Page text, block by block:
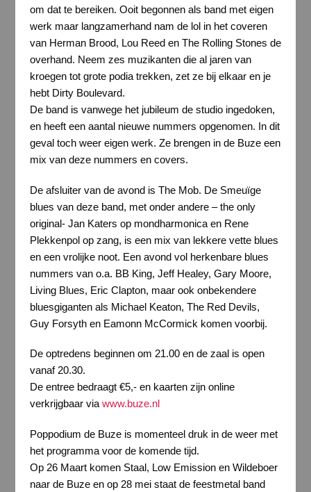
om dat te bereiken. Ooit begonnen als band met eigen
werk maar langzamerhand nam de lol in het coveren
van Herman Brood, Lou Reed en The Rolling Stones de
overhand. Neem zes muzikanten die al jaren van
kroegen tot grote podia trekken, zet ze bij elkaar en je
hebt Dirty Boulevard.
De band is vanwege het jubileum de studio ingedoken,
en heeft een aantal nieuwe nummers opgenomen. In dit
geval toch weer eigen werk. Ze brengen in de Buze een
mix van deze nummers en covers.
De afsluiter van de avond is The Mob. De Smeuïge
blues van deze band, met onder andere – the only
original- Jan Katers op mondharmonica en Rene
Plekkenpol op zang, is een mix van lekkere vette blues
en een vrolijke noot. Een avond vol herkenbare blues
nummers van o.a. BB King, Jeff Healey, Gary Moore,
Living Blues, Eric Clapton, maar ook onbekendere
bluesgiganten als Michael Keaton, The Red Devils,
Guy Forsyth en Eamonn McCormick komen voorbij.
De optredens beginnen om 21.00 en de zaal is open
vanaf 20.30.
De entree bedraagt €5,- en kaarten zijn online
verkrijgbaar viawww.buze.nl
Poppodium de Buze is momenteel druk in de weer met
het programma voor de komende tijd.
Op 26 Maart komen Staal, Low Emission en Wildeboer
naar de Buze en op 28 mei staat de feestmetal band